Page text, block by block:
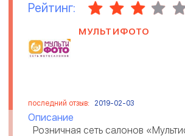
Рейтинг:
МУЛЬТИФОТО
последний отзыв: 2019-02-03
Описание
Розничная сеть салонов